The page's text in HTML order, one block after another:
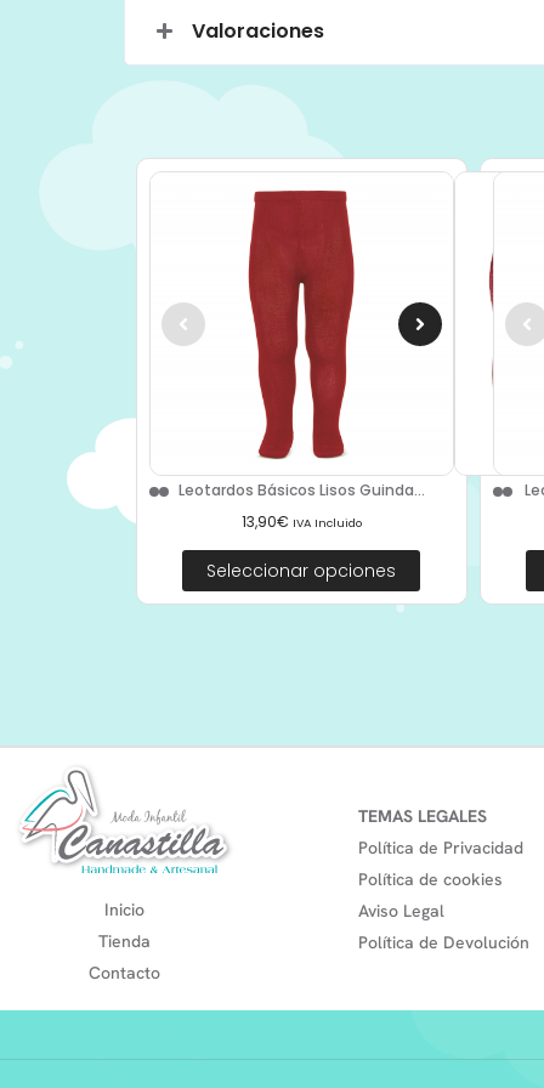
Valoraciones
Leotardos Básicos Lisos Guinda...
13,90€ IVA Incluido
Seleccionar opciones
Inicio
Tienda
Contacto
TEMAS LEGALES
Política de Privacidad
Política de cookies
Aviso Legal
Política de Devolución